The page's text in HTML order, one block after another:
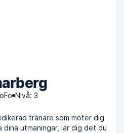
Nivå: 3
tränare som möter dig
dina utmaningar, lär dig det du